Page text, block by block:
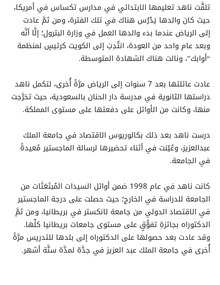
تلقَّت ناهد تعليمها الابتدائي في مدارس تكساس في أمريكا،
حيث كان والدها يَدْرُس هناك في تلك الفترة، ومن ثمَّ عادت
إلى الرياض عندما بدء والدها العمل في وزارة البترول؛ إلَّا أنَّه
وبعد عام واحد من العودة، انتُدِبَ إلى الكويت كرئيسٍ لمنظمة
“أوابك”، ونالت هناك الشهادة المتوسطة.
عادت عائلتها بعد 7 سنوات إلى الرياض مرَّةً أُخرى، لتكمل ناهد
دراستها الثانوية في مدرسة دار الحنان بالسعودية، حيث تخرَّجت
منها، وكانت من الأوائل على دفعتها على مستوى المملكة.
درست ناهد بعد ذلك بكالوريوس الاقتصاد في جامعة الملك
عبدالعزيز، وعُيّنت في أثناء تحضيرها لرسالة الماجستير مُعيدةً
في الجامعة.
كانت ناهد في عام 1998 ضمن أوائل السيدات المُبتَعَثَات من
الجامعة للدراسة في الخارج؛ حيث حصلت على درجة الماجستير
في الاقتصاد الدولي من جامعة لانكستر في بريطانيا، ومن ثمَّ
الدكتوراه بجائزةِ تفوُّقٍ على مستوى جامعات بريطانيا كلِّها.
وقد عادت بعد حصولها على الدكتوراه إلى بلدها للتدريس مرَّةً
أُخرى في جامعة الملك عبد العزيز في جدَّة لمدَّة ستَّة أشهر.